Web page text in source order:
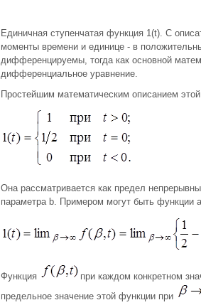
Единичная ступенчатая функция 1(t). С
моменты времени и единице - в
дифференцируемы, тогда как основной
дифференциальное уравнение.
Простейшим математическим описанием
Она рассматривается как предел
параметра b. Примером могут быть функции
Функция
при каждом конкретном
предельное значение этой функции при